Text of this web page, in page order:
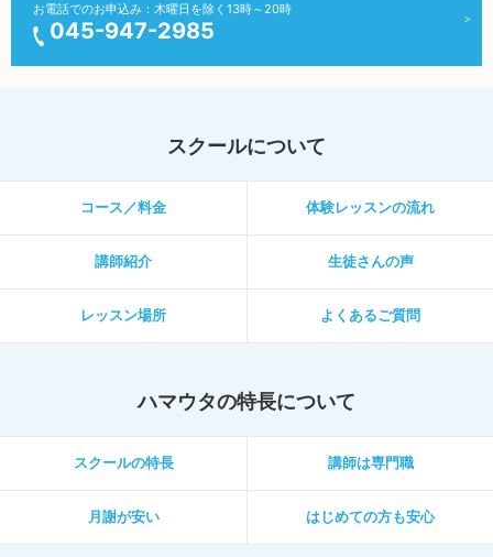
お電話でのお申込み：木曜日を除く13時～20時
045-947-2985
スクールについて
コース／料金 体験レッスンの流れ
講師紹介 生徒さんの声
レッスン場所 よくあるご質問
ハマウタの特長について
スクールの特長 講師は専門職
月謝が安い はじめての方も安心